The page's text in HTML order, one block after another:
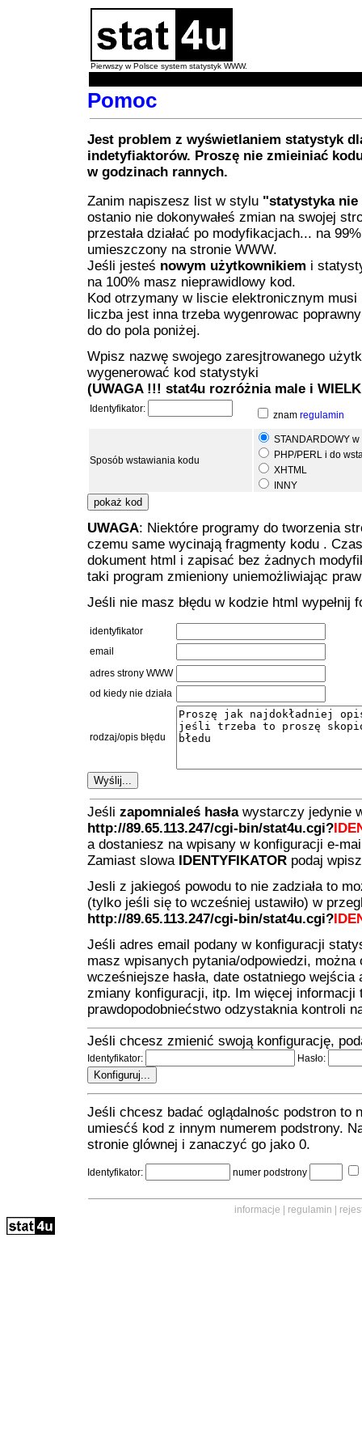
Pierwszy w Polsce system statystyk WWW.
Pomoc
Jest problem z wyświetlaniem statystyk
indetyfiaktorów. Proszę nie zmieiniać
w godzinach rannych.
Zanim napiszesz list w stylu "statystyka nie
ostanio nie dokonywałeś zmian na swojej
przestała działać po modyfikacjach... na
umieszczony na stronie WWW.
Jeśli jesteś nowym użytkownikiem i
na 100% masz nieprawidlowy kod.
Kod otrzymany w liscie elektronicznym
liczba jest inna trzeba wygenrowac
do do pola poniżej.
Wpisz nazwę swojego zaresjtrowanego
wygenerować kod statystyki
(UWAGA !!! stat4u rozróżnia male i
Identyfikator:
znam regulamin
Sposób wstawiania kodu
STANDARDOWY
PHP/PERL i do
XHTML
INNY
UWAGA: Niektóre programy do tworzenia
czemu same wycinają fragmenty kodu .
dokument html i zapisać bez żadnych
taki program zmieniony uniemożliwiając
Jeśli nie masz błędu w kodzie html wypełnij
identyfikator
email
adres strony WWW
od kiedy nie działa
rodzaj/opis błędu
Jeśli zapomnialeś hasławystarczy jedynie
http://89.65.113.247/cgi-bin/stat4u.cgi?
a dostaniesz na wpisany w konfiguracji e-
Zamiast slowa IDENTYFIKATOR podaj
Jesli z jakiegoś powodu to nie zadziała to
(tylko jeśli się to wcześniej ustawiło) w
http://89.65.113.247/cgi-bin/stat4u.cgi?
Jeśli adres email podany w konfiguracji
masz wpisanych pytania/odpowiedzi, można
wcześniejsze hasła, date ostatniego wejścia
zmiany konfiguracji, itp. Im więcej informacji
prawdopodobniećstwo odzystaknia kontroli
Jeśli chcesz zmienić swoją konfigurację,
Identyfikator: Hasło:
Jeśli chcesz badać oglądalnośc podstron to
umiesćś kod z innym numerem podstrony.
stronie glównej i zanaczyć go jako 0.
Identyfikator: numer podstrony
informacje | regulamin